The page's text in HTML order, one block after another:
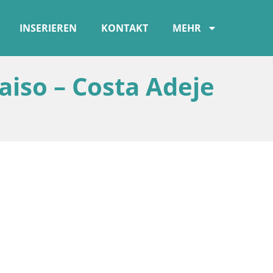
INSERIEREN KONTAKT MEHR
– Costa Adeje